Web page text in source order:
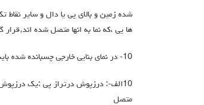
شده زمین و بالاي پی یا دال و سایر نقاط
ها يی ،که نما به انها متصل شده اند,قرار
10- در نماي بنایی خارجی چسبانده شده باید این دستورالعمل موارد زیر نیز رعایت گردد:
متصل